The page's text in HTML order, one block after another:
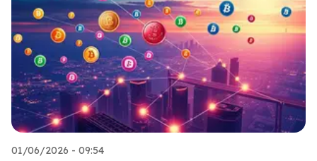
01/06/2026 - 09:54